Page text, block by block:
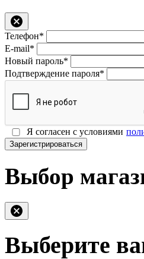
Телефон*
E-mail*
Новый пароль*
Подтверждение пароля*
Я согласен с условиями
Зарегистрироваться
Выбор
Выберите